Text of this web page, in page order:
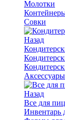
Молотки
Совки
Назад
Назад
Все для
Инвентарь